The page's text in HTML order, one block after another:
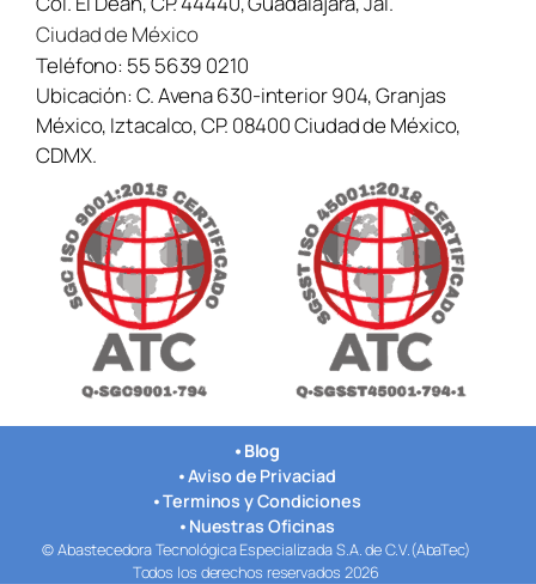
Ciudad de México
Teléfono: 55 5639 0210
Ubicación:C. Avena 630-interior 904, Granjas
México, Iztacalco, CP. 08400 Ciudad de México,
CDMX.
• Blog
•Aviso de Privaciad
•Terminos y Condiciones
• Nuestras Oficinas
© Abastecedora Tecnológica Especializada S.A. de C.V.(AbaTec)
Todos los derechos reservados 2026